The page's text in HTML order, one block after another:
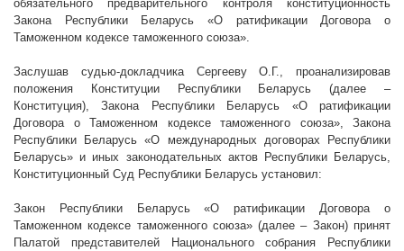
обязательного предварительного контроля конституционность
Закона Республики Беларусь «О ратификации Договора о
Таможенном кодексе таможенного союза».
Заслушав судью-докладчика Сергееву О.Г., проанализировав
положения Конституции Республики Беларусь (далее –
Конституция), Закона Республики Беларусь «О ратификации
Договора о Таможенном кодексе таможенного союза», Закона
Республики Беларусь «О международных договорах Республики
Беларусь» и иных законодательных актов Республики Беларусь,
Конституционный Суд Республики Беларусь установил:
Закон Республики Беларусь «О ратификации Договора о
Таможенном кодексе таможенного союза» (далее – Закон) принят
Палатой представителей Национального собрания Республики